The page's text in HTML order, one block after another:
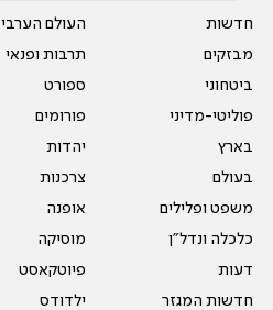
חדשות
מבזקים
ביטחוני
פוליטי-מדיני
בארץ
בעולם
משפט ופלילים
כלכלה ונדל"ן
דעות
חדשות המגזר
העולם הערבי
תרבות ופנאי
ספורט
פורומים
יהדות
צרכנות
אופנה
מוסיקה
פיוטקאסט
ילדודס